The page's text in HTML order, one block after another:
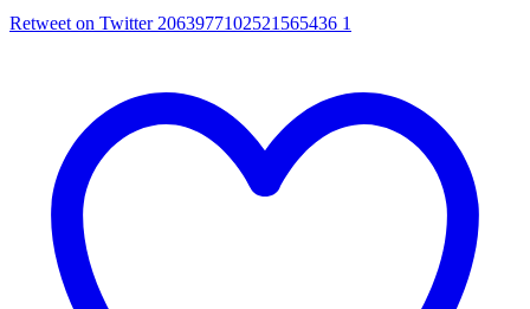
Retweet on Twitter 2063977102521565436 1